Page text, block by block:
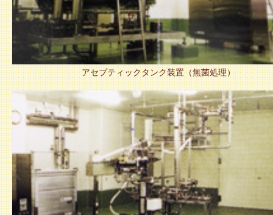
アセプティックタンク装置（無菌処理）